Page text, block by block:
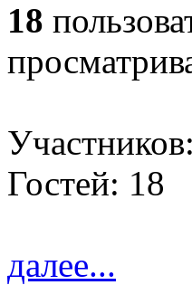
18
Гостей: 18
далее...